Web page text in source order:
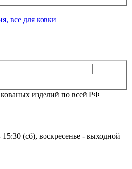
кованых изделий по всей РФ
(сб), воскресенье - выходной